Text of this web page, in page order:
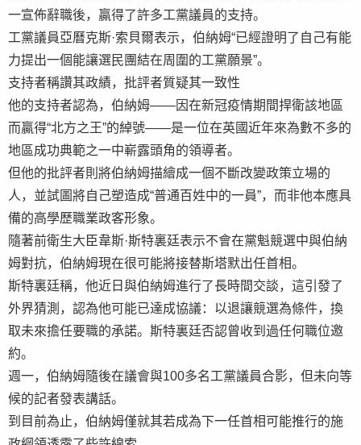
一宣佈辭職後，贏得了許多工黨議員的支持。
工黨議員亞曆克斯·索貝爾表示，伯納姆“已經證明了自己有能
力提出一個能讓選民團結在周圍的工黨願景”。
支持者稱讚其政績，批評者質疑其一致性
他的支持者認為，伯納姆——因在新冠疫情期間捍衛該地區
而贏得“北方之王”的綽號——是一位在英國近年來為數不多的
地區成功典範之一中嶄露頭角的領導者。
但他的批評者則將伯納姆描繪成一個不斷改變政策立場的
人，並試圖將自己塑造成“普通百姓中的一員”，而非他本應具
備的高學歷職業政客形象。
隨著前衛生大臣韋斯·斯特裏廷表示不會在黨魁競選中與伯納
姆對抗，伯納姆現在很可能將接替斯塔默出任首相。
斯特裏廷稱，他近日與伯納姆進行了長時間交談，這引發了
外界猜測，認為他可能已達成協議：以退讓競選為條件，換
取未來擔任要職的承諾。斯特裏廷否認曾收到過任何職位邀
約。
週一，伯納姆隨後在議會與100多名工黨議員合影，但未向等
候的記者發表講話。
到目前為止，伯納姆僅就其若成為下一任首相可能推行的施